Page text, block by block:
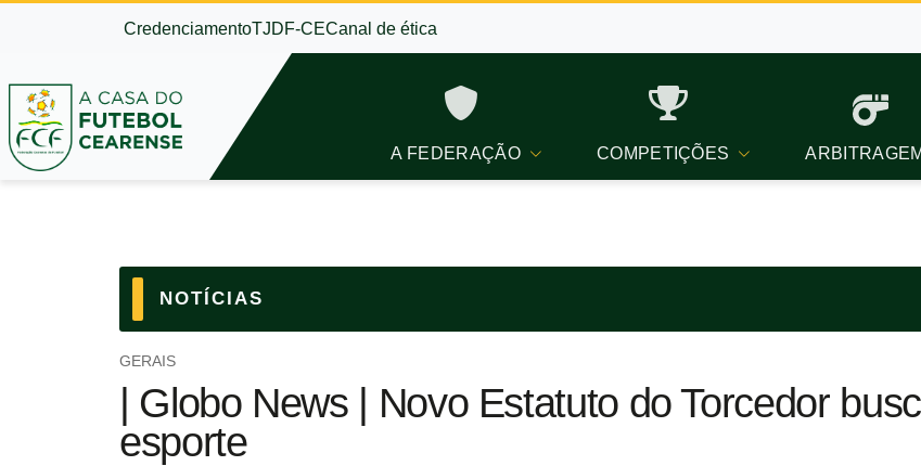
CredenciamentoTJDF-CECanal de ética
A FEDERAÇÃO COMPETIÇÕES ARBITRAGEM
NOTÍCIAS
GERAIS
| Globo News | Novo Estatuto do Torcedor
esporte